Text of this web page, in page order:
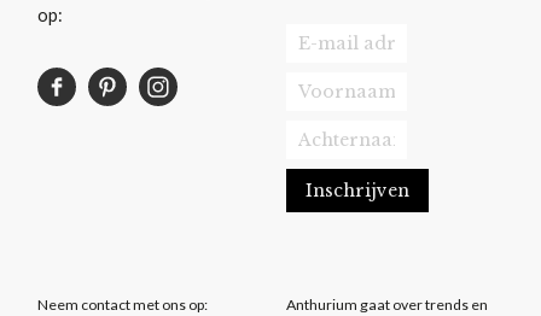
op:
Neem contact met ons op:
Anthurium gaat over trends en